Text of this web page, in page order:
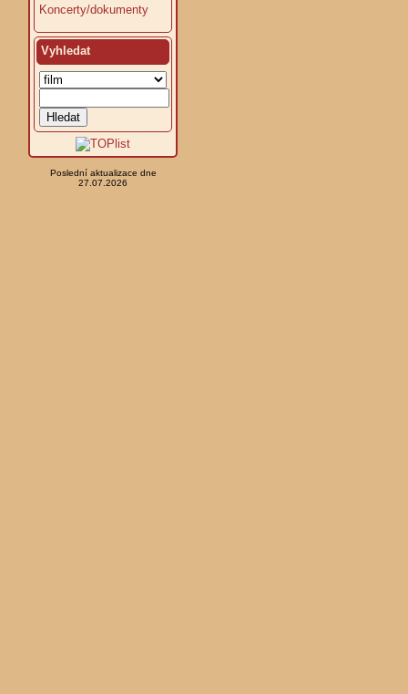
Koncerty/dokumenty
Vyhledat
Poslední aktualizace dne
27.07.2026